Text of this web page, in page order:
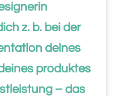
z. b. bei der
deines
produktes
– das